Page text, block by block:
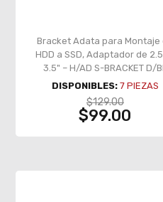
Bracket Adata para Montaje
HDD a SSD, Adaptador de
3.5" – H/AD S-BRACKET D/
DISPONIBLES: 7PIEZAS
$129.00
$99.00